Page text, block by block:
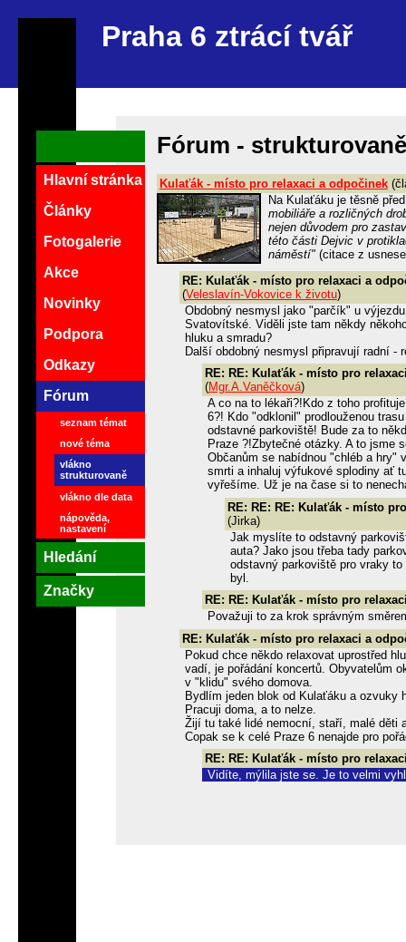
Praha 6 ztrácí tvář
Fórum - strukturovaně
Kulaťák - místo pro relaxaci a odpočinek
Na Kulaťáku je těsně
mobiliáře a rozličných
nejen důvodem pro
této části Dejvic v
náměstí"(citace z
RE: Kulaťák - místo pro relaxaci a
(Veleslavín-Vokovice k životu)
Obdobný nesmysl jako "parčík" u
Svatovítské. Viděli jste tam někdy
hluku a smradu?
Další obdobný nesmysl připravují radní
RE: RE: Kulaťák - místo pro
(Mgr.A.Vaněčková)
A co na to lékaři?!Kdo z toho
6?! Kdo "odklonil" prodlouženou
odstavné parkoviště! Bude za to
Praze ?!Zbytečné otázky. A to jsme
Občanům se nabídnou "chléb a hry"
smrti a inhaluj výfukové splodiny ať
vyřešíme. Už je na čase si to
RE: RE: RE: Kulaťák - místo
(Jirka)
Jak myslíte to odstavný
auta? Jako jsou třeba tady
odstavný parkoviště pro vraky
byl.
RE: RE: Kulaťák - místo pro
Považuji to za krok správným
RE: Kulaťák - místo pro relaxaci a
Pokud chce někdo relaxovat uprostřed
vadí, je pořádání koncertů. Obyvatelům
v "klidu" svého domova.
Bydlím jeden blok od Kulaťáku a ozvuky
Pracuji doma, a to nelze.
Žijí tu také lidé nemocní, staří, malé děti
Copak se k celé Praze 6 nenajde pro
RE: RE: Kulaťák - místo pro
Vidíte, mýlila jste se. Je to velmi
Hlavní stránka
Články
Fotogalerie
Akce
Novinky
Podpora
Odkazy
Fórum
seznam témat
nové téma
vlákno
strukturovaně
vlákno dle data
nápověda,
nastavení
Hledání
Značky